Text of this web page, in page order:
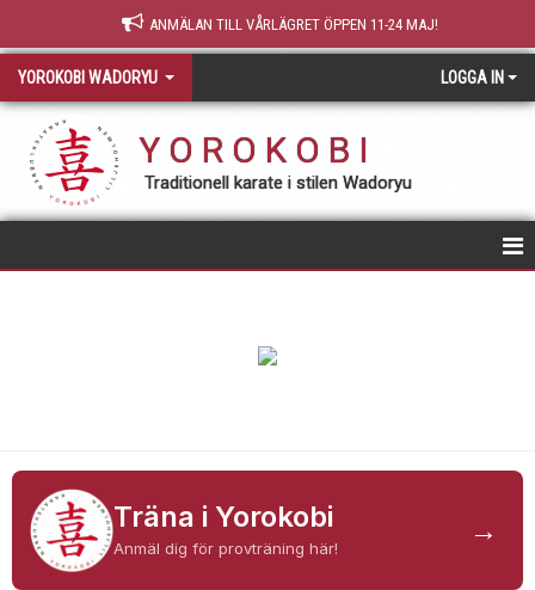
ANMÄLAN TILL VÅRLÄGRET ÖPPEN 11-24 MAJ!
YOROKOBI WADORYU LOGGA IN
Y O R O K O B I
Traditionell karate i stilen Wadoryu
OM YOROKOBI
KONTAKT
Träna i Yorokobi
Anmäl dig för provträning här!
→